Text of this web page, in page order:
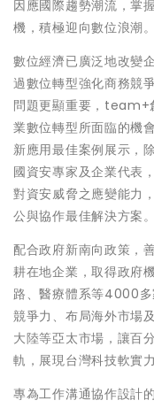
因應國際趨勢潮流，掌
機，積極迎向數位浪潮。
數位經濟已廣泛地改變
過數位轉型強化商務競
問題更顯重要，team+
業數位轉型所面臨的機
新應用最佳案例展示，
國資安專家及企業代表
對資安威脅之應變能力
公與協作最佳解決方案。
配合政府新南向政策，
耕在地企業，取得政府
路、醫療體系等4000
競爭力、布局海外市場
大陸等亞太市場，讓百
軌，展現台灣科技軟實力
專為工作溝通協作設計